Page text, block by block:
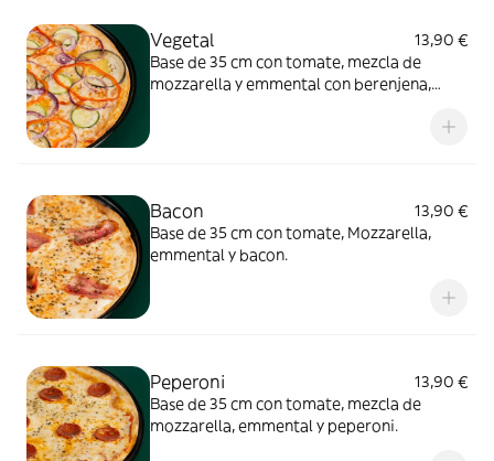
Vegetal
13,90 €
Base de 35 cm con tomate, mezcla de
mozzarella y emmental con berenjena,
Bacon
13,90 €
Base de 35 cm con tomate, Mozzarella,
emmental y bacon.
Peperoni
13,90 €
Base de 35 cm con tomate, mezcla de
mozzarella, emmental y peperoni.